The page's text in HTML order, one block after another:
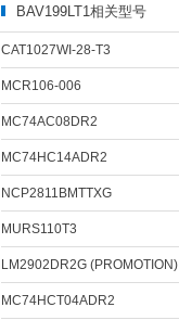
BAV199LT1相关型号
CAT1027WI-28-T3
MCR106-006
MC74AC08DR2
MC74HC14ADR2
NCP2811BMTTXG
MURS110T3
LM2902DR2G (PROMOTION)
MC74HCT04ADR2